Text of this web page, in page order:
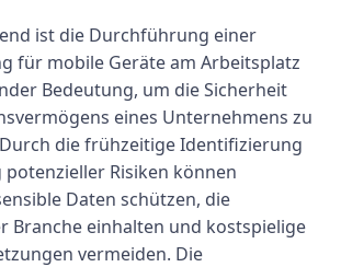
ist die Durchführung einer
für mobile Geräte am Arbeitsplatz
Bedeutung, um die Sicherheit
eines Unternehmens zu
die frühzeitige Identifizierung
Risiken können
Daten schützen, die
Branche einhalten und kostspielige
vermeiden. Die